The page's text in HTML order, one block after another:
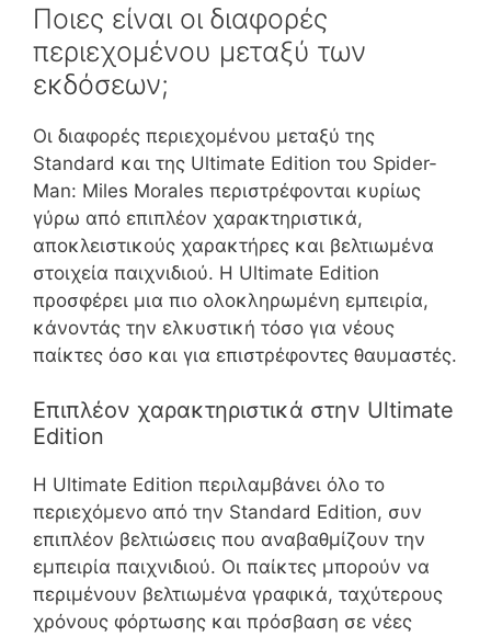
Ποιες είναι οι διαφορές
περιεχομένου μεταξύ των
εκδόσεων;
Οι διαφορές περιεχομένου μεταξύ της
Standard και της Ultimate Edition του Spider-
Man: Miles Morales περιστρέφονται κυρίως
γύρω από επιπλέον χαρακτηριστικά,
αποκλειστικούς χαρακτήρες και βελτιωμένα
στοιχεία παιχνιδιού. Η Ultimate Edition
προσφέρει μια πιο ολοκληρωμένη εμπειρία,
κάνοντάς την ελκυστική τόσο για νέους
παίκτες όσο και για επιστρέφοντες θαυμαστές.
Επιπλέον χαρακτηριστικά στην Ultimate
Edition
Η Ultimate Edition περιλαμβάνει όλο το
περιεχόμενο από την Standard Edition, συν
επιπλέον βελτιώσεις που αναβαθμίζουν την
εμπειρία παιχνιδιού. Οι παίκτες μπορούν να
περιμένουν βελτιωμένα γραφικά, ταχύτερους
χρόνους φόρτωσης και πρόσβαση σε νέες